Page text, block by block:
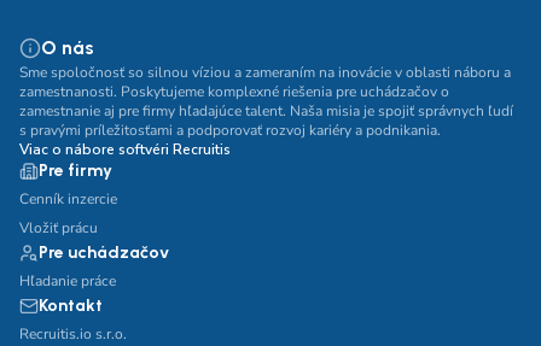
O nás
Sme spoločnosť so silnou víziou a zameraním na inovácie v oblasti náboru a
zamestnanosti. Poskytujeme komplexné riešenia pre uchádzačov o
zamestnanie aj pre firmy hľadajúce talent. Naša misia je spojiť správnych ľudí
s pravými príležitosťami a podporovať rozvoj kariéry a podnikania.
Viac o nábore softvéri Recruitis
Pre firmy
Cenník inzercie
Vložiť prácu
Pre uchádzačov
Hľadanie práce
Kontakt
Recruitis.io s.r.o.